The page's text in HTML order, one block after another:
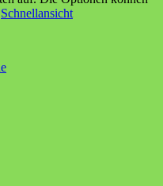
Schnellansicht